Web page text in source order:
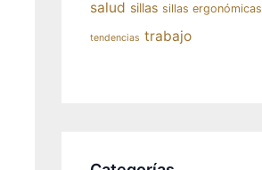
salud sillas sillas ergonómicas
tendencias trabajo